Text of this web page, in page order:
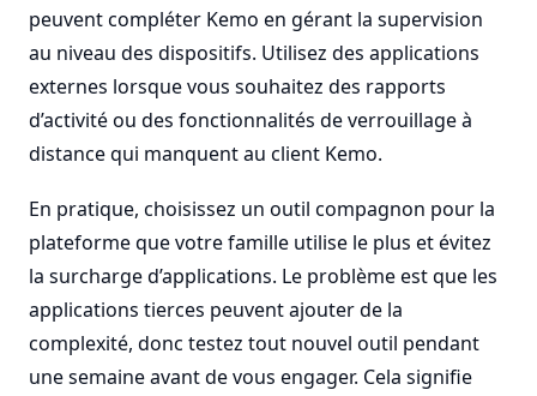
peuvent compléter Kemo en gérant la supervision
au niveau des dispositifs. Utilisez des applications
externes lorsque vous souhaitez des rapports
d’activité ou des fonctionnalités de verrouillage à
distance qui manquent au client Kemo.
En pratique, choisissez un outil compagnon pour la
plateforme que votre famille utilise le plus et évitez
la surcharge d’applications. Le problème est que les
applications tierces peuvent ajouter de la
complexité, donc testez tout nouvel outil pendant
une semaine avant de vous engager. Cela signifie